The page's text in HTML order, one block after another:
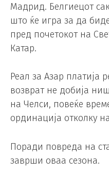
Мадрид. Белгиецот
што ќе игра за да
пред почетокот на
Катар.
Реал за Азар платија
возврат не добија
на Челси, повеќе
ординација отколку
Поради повреда на
заврши оваа сезона.